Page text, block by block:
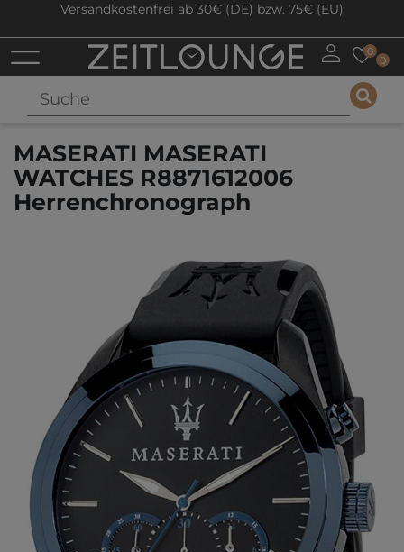
Versandkostenfrei ab 30€ (DE) bzw. 75€ (EU)
0
0
MASERATI MASERATI
WATCHES R8871612006
Herrenchronograph